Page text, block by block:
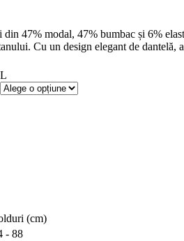
47% modal, 47% bumbac și 6%
Cu un design elegant de
L
(cm)
- 88